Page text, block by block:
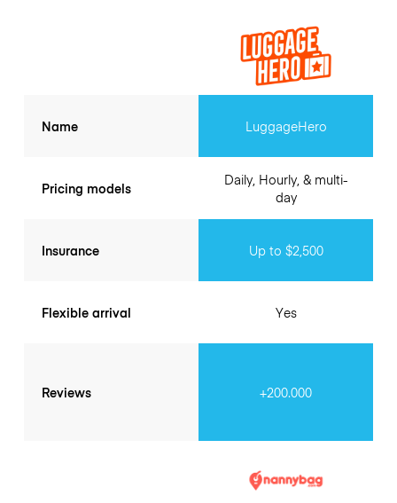
Name
Pricing models
Insurance
Flexible arrival
Reviews
LuggageHero
Daily, Hourly, & multi-
day
Up to $2,500
Yes
+200.000